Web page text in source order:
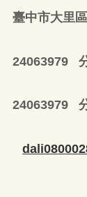
臺中市大里
公
24063979
勞
24063979
電